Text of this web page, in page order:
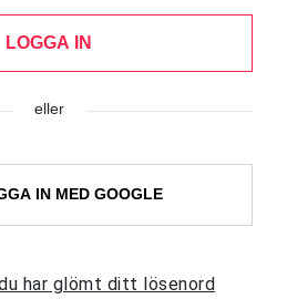
LOGGA IN
eller
IN MED GOOGLE
har glömt ditt lösenord